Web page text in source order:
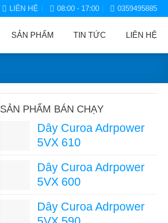
LIÊN HỆ 08:00 - 17:00 0359495885
SẢN PHẨM TIN TỨC LIÊN HỆ
SẢN PHẨM BÁN CHẠY
Dây Curoa Adrpower
5VX 610
Dây Curoa Adrpower
5VX 600
Dây Curoa Adrpower